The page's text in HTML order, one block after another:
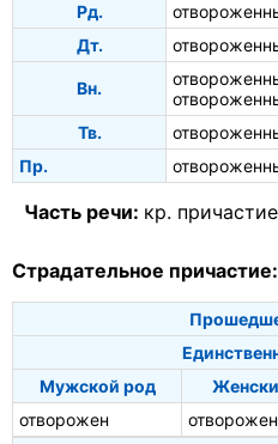
Рд.
Дт.
Вн.
Тв.
Пр.
Часть речи: кр. причастие
Страдательное причастие:
Мужской род
отворожен